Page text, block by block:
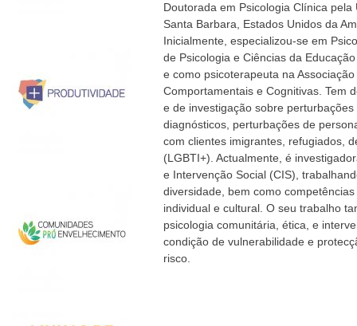
Doutorada em Psicologia Clínica pela
Santa Barbara, Estados Unidos da
Inicialmente, especializou-se em
de Psicologia e Ciências da
e como psicoterapeuta na
Comportamentais e Cognitivas. Tem
e de investigação sobre
diagnósticos, perturbações de
com clientes imigrantes, refugiados,
(LGBTI+). Actualmente, é
e Intervenção Social (CIS),
diversidade, bem como
individual e cultural. O seu trabalho
psicologia comunitária, ética, e
condição de vulnerabilidade e
risco.